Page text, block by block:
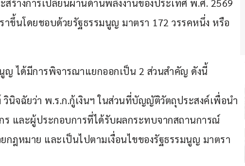
ร้างการเปลี่ยนผ่านด้านพลังงานของประเทศ พ.ศ. 2569
าขึ้นโดยชอบด้วยรัฐธรรมนูญ มาตรา 172 วรรคหนึ่ง หรือ
ญ ได้มีการพิจารณาแยกออกเป็น 2 ส่วนสำคัญ ดังนี้
นิจฉัยว่า พ.ร.ก.กู้เงินฯ ในส่วนที่บัญญัติวัตถุประสงค์เพื่อนำ
ร และผู้ประกอบการที่ได้รับผลกระทบจากสถานการณ์
กฎหมาย และเป็นไปตามเงื่อนไขของรัฐธรรมนูญ มาตรา